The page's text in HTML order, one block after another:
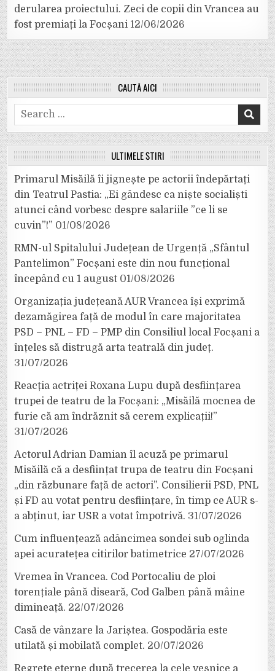
derularea proiectului. Zeci de copii din Vrancea au
fost premiați la Focșani 12/06/2026
CAUTĂ AICI
Search
for:
ULTIMELE ȘTIRI
Primarul Misăilă îi jignește pe actorii îndepărtați
din Teatrul Pastia: „Ei gândesc ca niște socialiști
atunci când vorbesc despre salariile ”ce li se
cuvin”!” 01/08/2026
RMN-ul Spitalului Județean de Urgență „Sfântul
Pantelimon” Focșani este din nou funcțional
începând cu 1 august 01/08/2026
Organizația județeană AUR Vrancea își exprimă
dezamăgirea față de modul în care majoritatea
PSD – PNL – FD – PMP din Consiliul local Focșani a
înțeles să distrugă arta teatrală din județ.
31/07/2026
Reacția actriței Roxana Lupu după desființarea
trupei de teatru de la Focșani: „Misăilă mocnea de
furie că am îndrăznit să cerem explicații!”
31/07/2026
Actorul Adrian Damian îl acuză pe primarul
Misăilă că a desființat trupa de teatru din Focșani
„din răzbunare față de actori”. Consilierii PSD, PNL
și FD au votat pentru desființare, în timp ce AUR s-
a abținut, iar USR a votat împotrivă. 31/07/2026
Cum influențează adâncimea sondei sub oglinda
apei acuratețea citirilor batimetrice 27/07/2026
Vremea în Vrancea. Cod Portocaliu de ploi
torențiale până diseară, Cod Galben până mâine
dimineață. 22/07/2026
Casă de vânzare la Jariștea. Gospodăria este
utilată și mobilată complet. 20/07/2026
Regrete eterne după trecerea la cele veșnice a